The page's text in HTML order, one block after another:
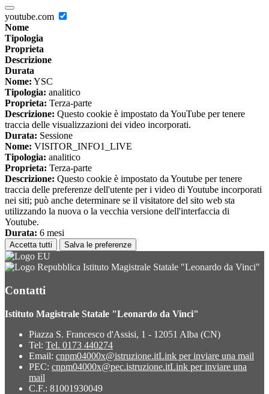
youtube.com
Nome
Tipologia
Proprieta
Descrizione
Durata
Nome: YSC
Tipologia: analitico
Proprieta: Terza-parte
Descrizione: Questo cookie è impostato da YouTube per tenere
traccia delle visualizzazioni dei video incorporati.
Durata: Sessione
Nome: VISITOR_INFO1_LIVE
Tipologia: analitico
Proprieta: Terza-parte
Descrizione: Questo cookie è impostato da Youtube per tenere
traccia delle preferenze dell'utente per i video di Youtube incorporati
nei siti; può anche determinare se il visitatore del sito web sta
utilizzando la nuova o la vecchia versione dell'interfaccia di
Youtube.
Durata: 6 mesi
Accetta tutti Salva le preferenze
Istituto Magistrale Statale "Leonardo da Vinci"
Contatti
Istituto Magistrale Statale "Leonardo da Vinci"
Piazza S. Francesco d'Assisi, 1 - 12051 Alba (CN)
Tel: Tel. 0173 440274
Email: cnpm04000x@istruzione.itLink per inviare una mail
PEC: cnpm04000x@pec.istruzione.itLink per inviare una
mail
C.F.: 81001930049